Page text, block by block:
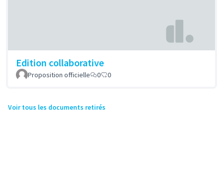
Edition collaborative
Proposition officielle 0 0
Voir tous les documents retirés